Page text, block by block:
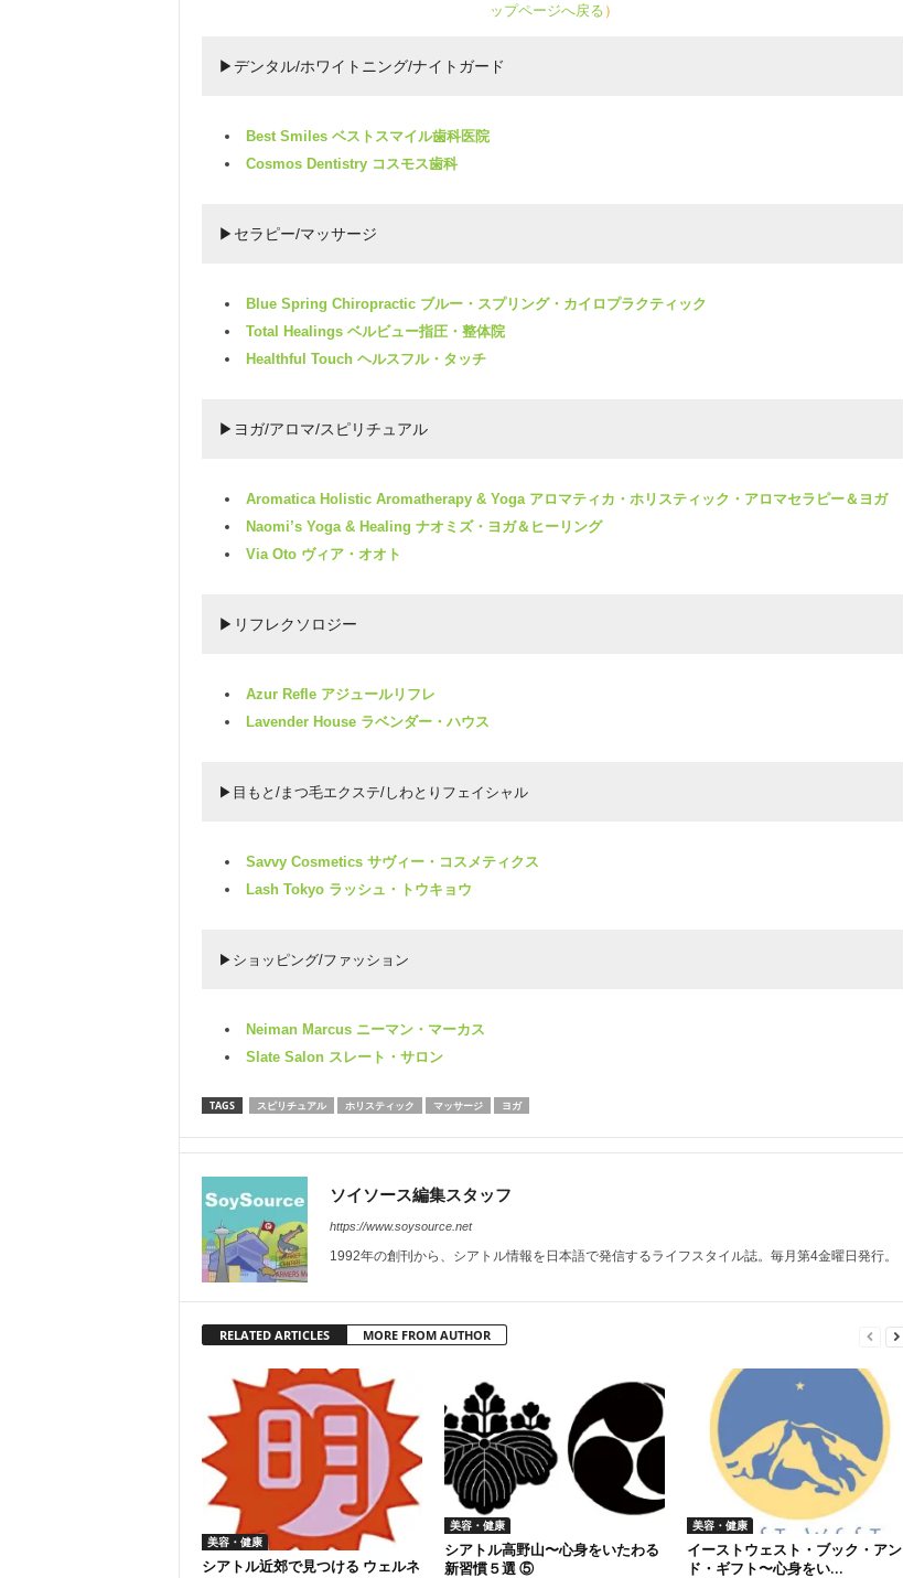
ップページへ戻る）
▶デンタル/ホワイトニング/ナイトガード
Best Smiles ベストスマイル歯科医院
Cosmos Dentistry コスモス歯科
▶セラピー/マッサージ
Blue Spring Chiropractic ブルー・スプリング・カイロプラクティック
Total Healings ベルビュー指圧・整体院
Healthful Touch ヘルスフル・タッチ
▶ヨガ/アロマ/スピリチュアル
Aromatica Holistic Aromatherapy & Yoga アロマティカ・ホリスティック・アロマセラピー＆ヨガ
Naomi’s Yoga & Healing ナオミズ・ヨガ＆ヒーリング
Via Oto ヴィア・オオト
▶リフレクソロジー
Azur Refle アジュールリフレ
Lavender House ラベンダー・ハウス
▶目もと/まつ毛エクステ/しわとりフェイシャル
Savvy Cosmetics サヴィー・コスメティクス
Lash Tokyo ラッシュ・トウキョウ
▶ショッピング/ファッション
Neiman Marcus ニーマン・マーカス
Slate Salon スレート・サロン
TAGS スピリチュアル ホリスティック マッサージ ヨガ
ソイソース編集スタッフ
https://www.soysource.net
1992年の創刊から、シアトル情報を日本語で発信するライフスタイル誌。毎月第4金曜日発行。
RELATED ARTICLES MORE FROM AUTHOR
美容・健康
シアトル近郊で見つける ウェルネ
美容・健康
シアトル高野山〜心身をいたわる
新習慣５選 ⑤
美容・健康
イーストウェスト・ブック・アン
ド・ギフト〜心身をい...